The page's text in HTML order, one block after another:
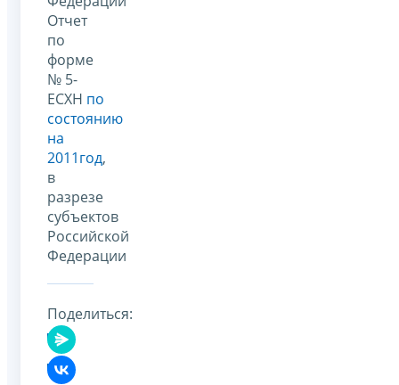
Отчет
по
форме
№ 5-
ЕСХН по
состоянию
на
2011год,
в
разрезе
субъектов
Российской
Федерации
Поделиться: